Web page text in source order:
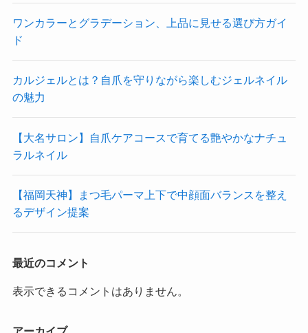
ワンカラーとグラデーション、上品に見せる選び方ガイ
ド
カルジェルとは？自爪を守りながら楽しむジェルネイル
の魅力
【大名サロン】自爪ケアコースで育てる艶やかなナチュ
ラルネイル
【福岡天神】まつ毛パーマ上下で中顔面バランスを整え
るデザイン提案
最近のコメント
表示できるコメントはありません。